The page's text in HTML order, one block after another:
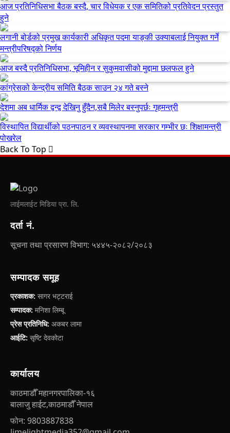
आज प्रतिनिधिसभा बैठक बस्दै, चार विधेयक र एक समितिको प्रतिवेदन प्रस्तुत
हुने
लगानी बोर्डको प्रमुख कार्यकारी अधिकृत पदमा याङ्की उक्याबलाई नियुक्त गर्ने
मन्त्रीपरिषद्को निर्णय
आज बस्दै प्रतिनिधिसभा, भूमिहीन र सुकुमवासीको मुद्दामा छलफल हुने
कांग्रेसको केन्द्रीय समिति बैठक साउन २४ गते बस्ने
देशमा अब धार्मिक द्वन्द्व देखिनु हुँदैन,सबै मिलेर बस्नुपर्छः गृहमन्त्री
विस्थापित विद्यार्थीको पठनपाठन र व्यवस्थापनमा सरकार गम्भीर छः शिक्षामन्त्री
पोखरेल
Back To Top
लाईमलाईट मिडिया प्रा. लि.
दर्ता नं.
सूचना तथा प्रसारण विभाग: ५४४५-२०८२/२०८३
सम्पादक समूह
प्रकाशक: सागर भट्टराई
सम्पादक: मनिशा लिम्बू
प्रेस प्रतिनिधि: अकबर लामा
आईटि: सृष्टि देवकोटा
कार्यालय
काठमाडौँ महानगरपालिका-१६
बालाजु हाईट,काठमाडौँ नेपाल
फोन: 9803887838